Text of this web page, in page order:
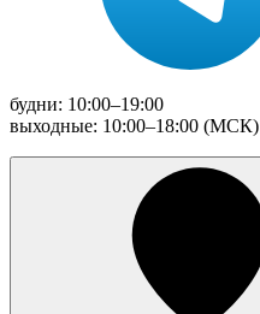
будни: 10:00–19:00
выходные: 10:00–18:00 (МСК)